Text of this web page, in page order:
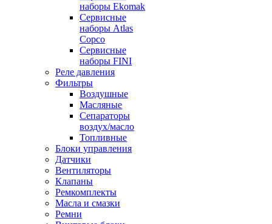
наборы Ekomak
Cервисные
наборы Atlas
Copco
Сервисные
наборы FINI
Реле давления
Фильтры
Воздушные
Масляные
Сепараторы
воздух/масло
Топливные
Блоки управления
Датчики
Вентиляторы
Клапаны
Ремкомплекты
Масла и смазки
Ремни